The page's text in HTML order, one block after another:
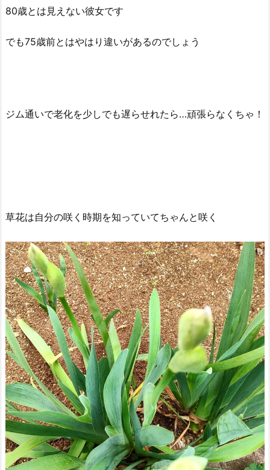
80歳とは見えない彼女です
でも75歳前とはやはり違いがあるのでしょう
ジム通いで老化を少しでも遅らせれたら…頑張らなくちゃ！
草花は自分の咲く時期を知っていてちゃんと咲く